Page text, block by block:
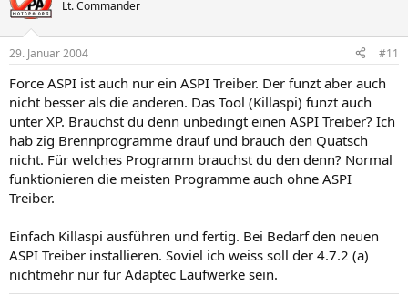
Lt. Commander
29. Januar 2004 #11
Force ASPI ist auch nur ein ASPI Treiber. Der funzt aber auch
nicht besser als die anderen. Das Tool (Killaspi) funzt auch
unter XP. Brauchst du denn unbedingt einen ASPI Treiber? Ich
hab zig Brennprogramme drauf und brauch den Quatsch
nicht. Für welches Programm brauchst du den denn? Normal
funktionieren die meisten Programme auch ohne ASPI
Treiber.
Einfach Killaspi ausführen und fertig. Bei Bedarf den neuen
ASPI Treiber installieren. Soviel ich weiss soll der 4.7.2 (a)
nichtmehr nur für Adaptec Laufwerke sein.